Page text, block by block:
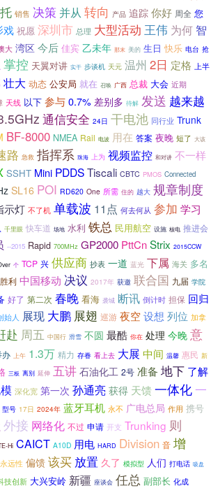
销售 决策 并从 转向 产品 追踪 你好 周全 您
戏 祝愿 深圳市 总理 大型活动 王伟 为何 智
大 湾区 今后 佳宾 乙未年 那末 美的 生日 快乐 电台 抢
掌控 天翼对讲 实干 步谈机 天元 温州 2日 定格
上半
壮大 动态 公安局 就在 召唤 广西 总裁 大会 近期
天线 以下 参与 0.7% 差别多 待解 发送 越来越
通信安全 24日 干电池 同行业 Trunk
BF-8000 NMEA Rail 电波 用在 答案 夜晚 短了 大该
路 急救 指挥系 珠海 上为 视频监控 和对讲 不一样
SSHT Mini PDDSTiscali CBTC PMOS Connected
SL16 POI RD620 One 所需 住的 越大 规章制度
示灯 不了机 单载波 11点 何去何从 参加 学习
千里眼 快车道 场地 水利 铁总 民用航空 设施 核电 推进会
--2015 Rapid 700MHz GP2000 PttCnStrix 2015CCW
个 TCP 兴 供应商 抄表 一道 蓝光 下属 海关 多名
胜利 中国移动 决议 2017年 获邀 联合国 九届 学院
好了 第二次 春晚 看海 袭城 断讯 倒计时 担保 回归
始人 展现 大鹏 展翅 巡游 夜空设想 列位 加拿
赴 周五 中国行 滑雪 不圆 最酷 你在 处理 今晚 意
办 上午 1.3万 精力 存眷 看上去 大展 中间 温馨 惠民 新
三板 离别 延伸 五讲 石油化工 2号 准备 地下 了解
深化宽 第一次 孙通亮 获得 天馈一体化 一
型号 17日 2024年 蓝牙耳机 永不 广电总局 作用 携号
外接 网络化 不过 申请 开支 Trunking 则
Hi CAICT A10D 用电 HARD Division 音 增
永远性 偏馈 该买 放置 久了 模拟型 人们 打电话 吸盘
技创新 大兴安岭 新疆 座谈会 任总 副部长 化成